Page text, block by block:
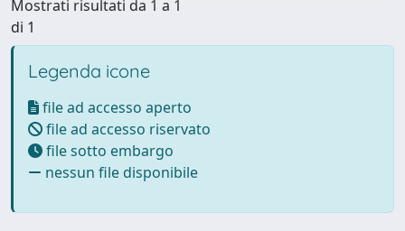
Mostrati risultati da 1 a 1
di 1
Legenda icone
file ad accesso aperto
file ad accesso riservato
file sotto embargo
nessun file disponibile